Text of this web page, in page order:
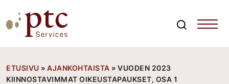
to
content
ETUSIVU » AJANKOHTAISTA » VUODEN 2023
KIINNOSTAVIMMAT OIKEUSTAPAUKSET, OSA 1